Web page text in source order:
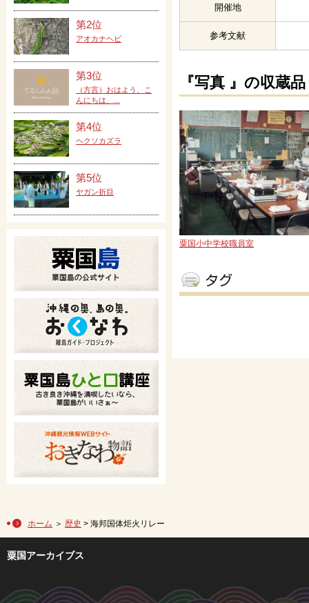
開催地
参考文献
『写真 』の収蔵品
粟国小中学校職員室
第2位
アオカナヘビ
第3位
（方言）おはよう、こ
んにちは、...
第4位
ヘクソカズラ
第5位
ヤガン折目
ホーム ＞ 歴史 > 海邦国体炬火リレー
粟国アーカイブス